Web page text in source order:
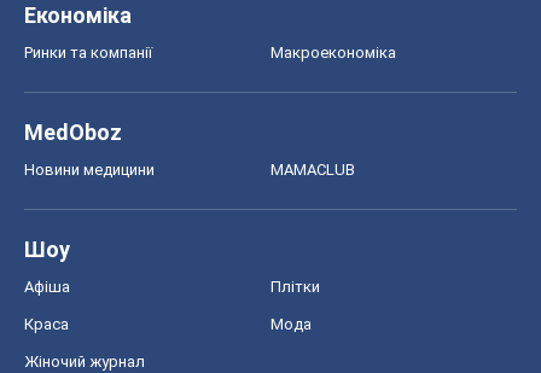
Економіка
Ринки та компанії Макроекономіка
MedOboz
Новини медицини MAMACLUB
Шоу
Афіша Плітки
Краса Мода
Жіночий журнал